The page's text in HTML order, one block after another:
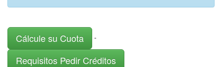
Cálcule su Cuota -
Requisitos Pedir Créditos